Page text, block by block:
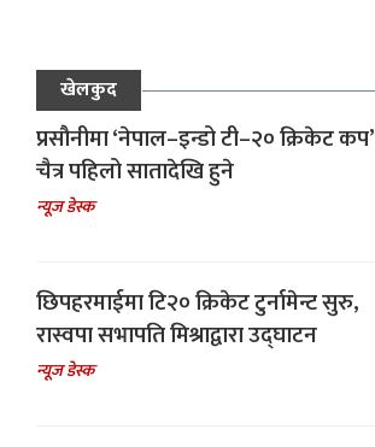
खेलकुद
प्रसौनीमा ‘नेपाल–इन्डो टी–२० क्रिकेट कप’
चैत्र पहिलो सातादेखि हुने
न्यूज डेस्क
छिपहरमाईमा टि२० क्रिकेट टुर्नामेन्ट सुरु,
रास्वपा सभापति मिश्राद्वारा उद्घाटन
न्यूज डेस्क